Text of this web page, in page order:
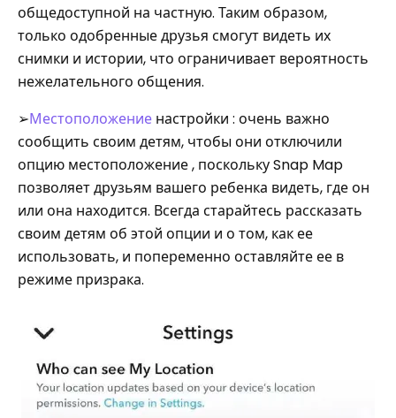
общедоступной на частную. Таким образом,
только одобренные друзья смогут видеть их
снимки и истории, что ограничивает вероятность
нежелательного общения.
➢Местоположение настройки : очень важно
сообщить своим детям, чтобы они отключили
опцию местоположение , поскольку Snap Map
позволяет друзьям вашего ребенка видеть, где он
или она находится. Всегда старайтесь рассказать
своим детям об этой опции и о том, как ее
использовать, и попеременно оставляйте ее в
режиме призрака.